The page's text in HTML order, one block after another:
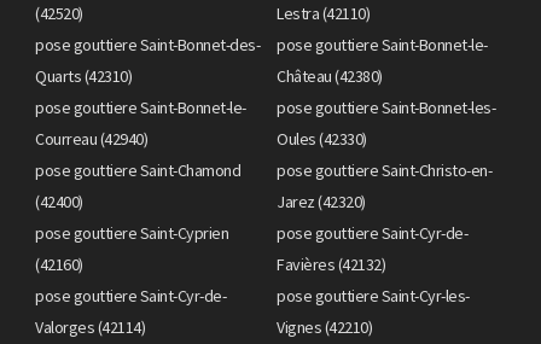
(42520)
Lestra (42110)
pose gouttiere Saint-Bonnet-des-
Quarts (42310)
pose gouttiere Saint-Bonnet-le-
Château (42380)
pose gouttiere Saint-Bonnet-le-
Courreau (42940)
pose gouttiere Saint-Bonnet-les-
Oules (42330)
pose gouttiere Saint-Chamond
(42400)
pose gouttiere Saint-Christo-en-
Jarez (42320)
pose gouttiere Saint-Cyprien
(42160)
pose gouttiere Saint-Cyr-de-
Favières (42132)
pose gouttiere Saint-Cyr-de-
Valorges (42114)
pose gouttiere Saint-Cyr-les-
Vignes (42210)